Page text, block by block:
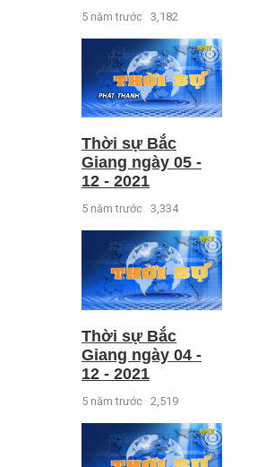
5 năm trước 3,182
Thời sự Bắc
Giang ngày 05 -
12 - 2021
5 năm trước 3,334
Thời sự Bắc
Giang ngày 04 -
12 - 2021
5 năm trước 2,519